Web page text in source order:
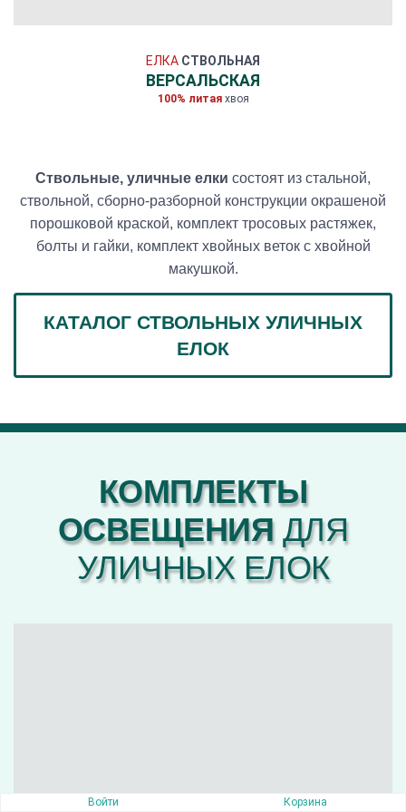
ЕЛКА СТВОЛЬНАЯ
ВЕРСАЛЬСКАЯ
100% литаяхвоя
Ствольные, уличные елки состоят из стальной,
ствольной, сборно-разборной конструкции окрашеной
порошковой краской, комплект тросовых растяжек,
болты и гайки, комплект хвойных веток с хвойной
макушкой.
КАТАЛОГ СТВОЛЬНЫХ УЛИЧНЫХ
ЕЛОК
КОМПЛЕКТЫ
ОСВЕЩЕНИЯ ДЛЯ
УЛИЧНЫХ ЕЛОК
Войти Корзина